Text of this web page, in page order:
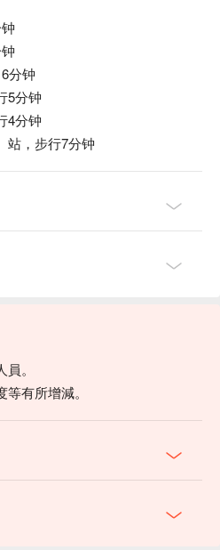
分钟
5分钟
4分钟
站，步行7分钟
。
有所增減。